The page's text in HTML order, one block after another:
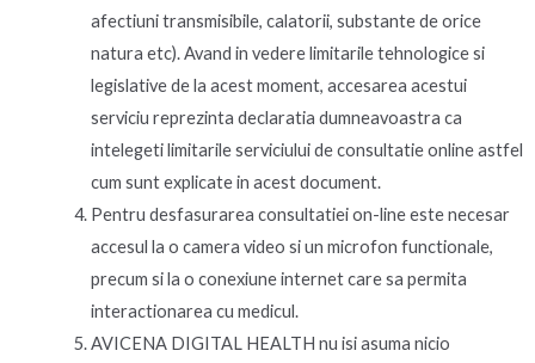
afectiuni transmisibile, calatorii, substante de orice
natura etc). Avand in vedere limitarile tehnologice si
legislative de la acest moment, accesarea acestui
serviciu reprezinta declaratia dumneavoastra ca
intelegeti limitarile serviciului de consultatie online astfel
cum sunt explicate in acest document.
Pentru desfasurarea consultatiei on-line este necesar
accesul la o camera video si un microfon functionale,
precum si la o conexiune internet care sa permita
interactionarea cu medicul.
AVICENA DIGITAL HEALTH nu isi asuma nicio